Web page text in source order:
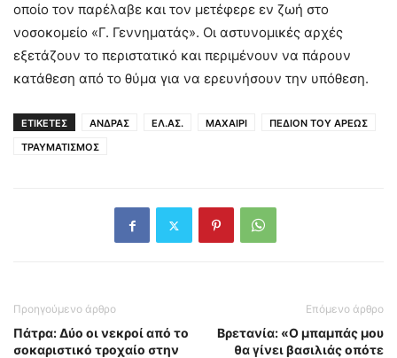
οποίο τον παρέλαβε και τον μετέφερε εν ζωή στο
νοσοκομείο «Γ. Γεννηματάς». Οι αστυνομικές αρχές
εξετάζουν το περιστατικό και περιμένουν να πάρουν
κατάθεση από το θύμα για να ερευνήσουν την υπόθεση.
ΕΤΙΚΕΤΕΣ ΑΝΔΡΑΣ ΕΛ.ΑΣ. ΜΑΧΑΙΡΙ
ΠΕΔΙΟΝ ΤΟΥ ΑΡΕΩΣ
ΤΡΑΥΜΑΤΙΣΜΟΣ
Προηγούμενο άρθρο
Πάτρα: Δύο οι νεκροί από το
σοκαριστικό τροχαίο στην
Επόμενο άρθρο
Βρετανία: «Ο μπαμπάς μου
θα γίνει βασιλιάς οπότε